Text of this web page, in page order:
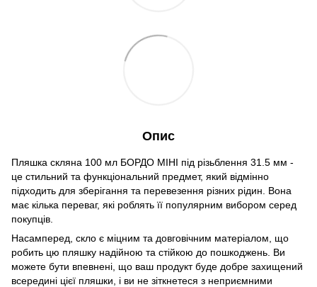
Опис
Пляшка скляна 100 мл БОРДО МІНІ під різьблення 31.5 мм -
це стильний та функціональний предмет, який відмінно
підходить для зберігання та перевезення різних рідин. Вона
має кілька переваг, які роблять її популярним вибором серед
покупців.
Насамперед, скло є міцним та довговічним матеріалом, що
робить цю пляшку надійною та стійкою до пошкоджень. Ви
можете бути впевнені, що ваш продукт буде добре захищений
всередині цієї пляшки, і ви не зіткнетеся з неприємними